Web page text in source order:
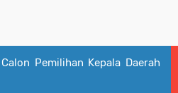
Pemilihan Kepala Daerah